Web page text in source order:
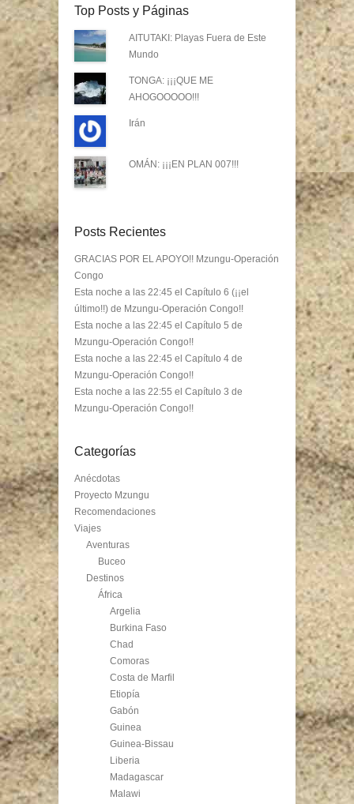
Top Posts y Páginas
AITUTAKI: Playas Fuera de Este
Mundo
TONGA: ¡¡¡QUE ME
AHOGOOOOO!!!
Irán
OMÁN: ¡¡¡EN PLAN 007!!!
Posts Recientes
GRACIAS POR EL APOYO!! Mzungu-Operación
Congo
Esta noche a las 22:45 el Capítulo 6 (¡¡el
último!!) de Mzungu-Operación Congo!!
Esta noche a las 22:45 el Capítulo 5 de
Mzungu-Operación Congo!!
Esta noche a las 22:45 el Capítulo 4 de
Mzungu-Operación Congo!!
Esta noche a las 22:55 el Capítulo 3 de
Mzungu-Operación Congo!!
Categorías
Anécdotas
Proyecto Mzungu
Recomendaciones
Viajes
Aventuras
Buceo
Destinos
África
Argelia
Burkina Faso
Chad
Comoras
Costa de Marfil
Etiopía
Gabón
Guinea
Guinea-Bissau
Liberia
Madagascar
Malawi